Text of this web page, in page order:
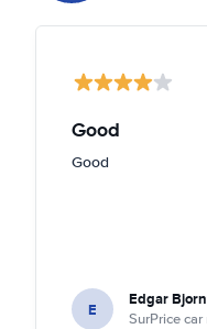
Good
Good
E Edgar
SurPrice